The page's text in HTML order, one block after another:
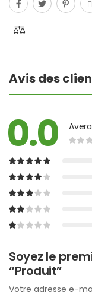
Avis des
0.0
Soyez le
“Produit”
Votre adresse e-